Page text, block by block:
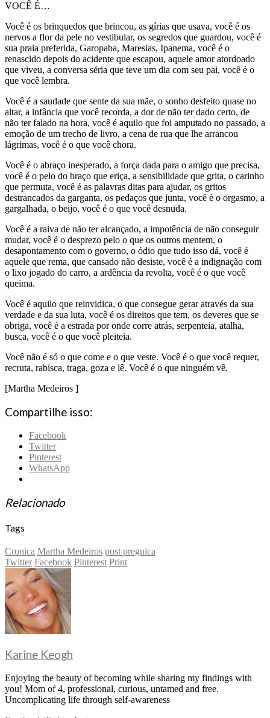
VOCÊ É…
Você é os brinquedos que brincou, as gírias que usava, você é os
nervos a flor da pele no vestibular, os segredos que guardou, você é
sua praia preferida, Garopaba, Maresias, Ipanema, você é o
renascido depois do acidente que escapou, aquele amor atordoado
que viveu, a conversa séria que teve um dia com seu pai, você é o
que você lembra.
Você é a saudade que sente da sua mãe, o sonho desfeito quase no
altar, a infância que você recorda, a dor de não ter dado certo, de
não ter falado na hora, você é aquilo que foi amputado no passado, a
emoção de um trecho de livro, a cena de rua que lhe arrancou
lágrimas, você é o que você chora.
Você é o abraço inesperado, a força dada para o amigo que precisa,
você é o pelo do braço que eriça, a sensibilidade que grita, o carinho
que permuta, você é as palavras ditas para ajudar, os gritos
destrancados da garganta, os pedaços que junta, você é o orgasmo, a
gargalhada, o beijo, você é o que você desnuda.
Você é a raiva de não ter alcançado, a impotência de não conseguir
mudar, você é o desprezo pelo o que os outros mentem, o
desapontamento com o governo, o ódio que tudo isso dá, você é
aquele que rema, que cansado não desiste, você é a indignação com
o lixo jogado do carro, a ardência da revolta, você é o que você
queima.
Você é aquilo que reinvidica, o que consegue gerar através da sua
verdade e da sua luta, você é os direitos que tem, os deveres que se
obriga, você é a estrada por onde corre atrás, serpenteia, atalha,
busca, você é o que você pleiteia.
Você não é só o que come e o que veste. Você é o que você requer,
recruta, rabisca, traga, goza e lê. Você é o que ninguém vê.
[Martha Medeiros ]
Compartilhe isso:
Facebook
Twitter
Pinterest
WhatsApp
Relacionado
Tags
Cronica Martha Medeiros post preguica
Twitter Facebook Pinterest Print
Karine Keogh
Enjoying the beauty of becoming while sharing my findings with
you! Mom of 4, professional, curious, untamed and free.
Uncomplicating life through self-awareness